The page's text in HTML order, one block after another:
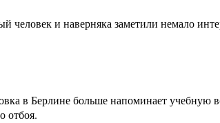
и наверняка заметили немало
в Берлине больше напоминает учебную
отбоя.